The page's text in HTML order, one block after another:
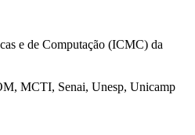
e de Computação (ICMC) da
MCTI, Senai, Unesp, Unicamp